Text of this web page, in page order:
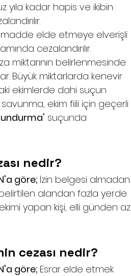
yıla kadar hapis ve ikibin
madde elde etmeye elverişli
cezalandırılır.
miktarının belirlenmesinde
Büyük miktarlarda kenevir
ekimlerde dahi suçun
ekim fiili için geçerli
suçunda
nedir?
göre; İzin belgesi almadan
alandan fazla yerde
yapan kişi, elli günden az
cezası nedir?
göre; Esrar elde etmek